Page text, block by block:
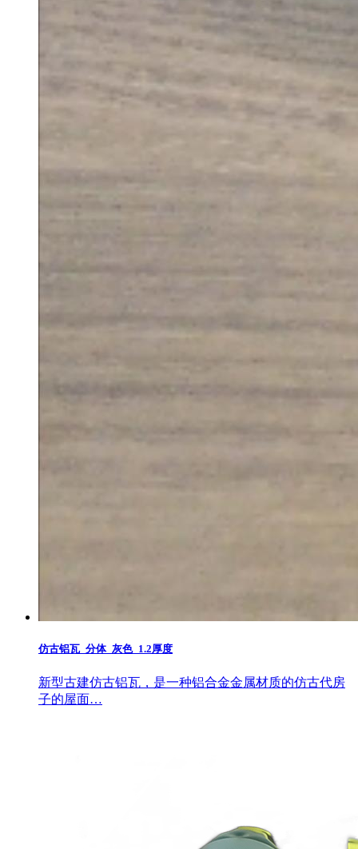
仿古铝瓦_分体_灰色_1.2厚度
新型古建仿古铝瓦，是一种铝合金金属材质的仿古代房
子的屋面…